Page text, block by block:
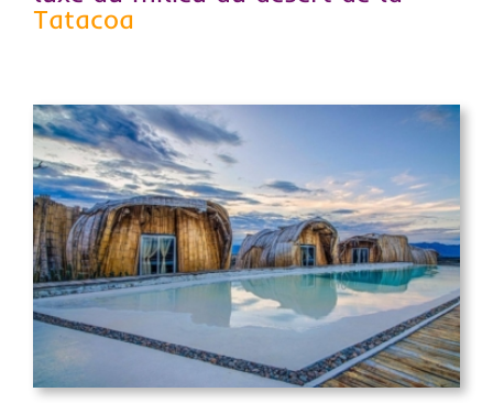
Tatacoa